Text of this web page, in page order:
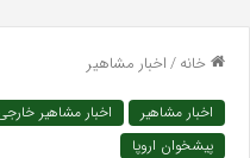
خانه/اخبار مشاهیر
اخبار مشاهیر اخبار مشاهیر
پیشخوان اروپا